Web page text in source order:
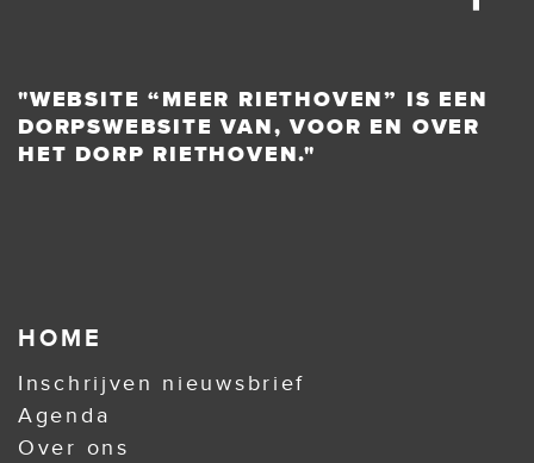
"WEBSITE “MEER RIETHOVEN” IS EEN
DORPSWEBSITE VAN, VOOR EN OVER
HET DORP RIETHOVEN."
HOME
Inschrijven nieuwsbrief
Agenda
Over ons